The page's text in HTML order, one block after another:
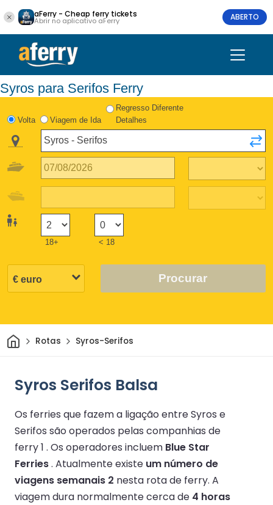
aFerry - Cheap ferry tickets
Abrir no aplicativo aFerry ABERTO
Syros para Serifos Ferry
Volta Viagem de Ida
Regresso Diferente
Detalhes
18+ < 18
Procurar
CasaRotas Syros-Serifos
Syros Serifos Balsa
Os ferries que fazem a ligação entre Syros e
Serifos são operados pelas companhias de
ferry 1 . Os operadores incluem Blue Star
Ferries. Atualmente existe um número de
viagens semanais 2 nesta rota de ferry. A
viagem dura normalmente cerca de 4 horas